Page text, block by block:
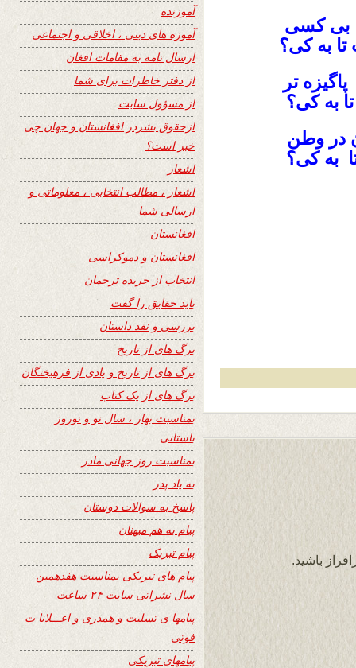
بی کسی
به کی؟
تر
به کی؟
در وطن
به کی؟
باشید.
آموزنده
آموزه های دینی ، اخلاقی و اجتماعی
ارسال نامه به مقامات افغان
از دفتر خاطرات برای شما
از مسؤول سایت
ازحقوق بشردر افغانستان و جهان چی
خبر است؟
اشعار
اشعار ، مطالب انتخابی ، معلوماتی و
ارسالی شما
افغانستان
افغانستان و دموکراسی
انتخاب از جریده ترجمان
باید حقایق را گفت
بررسی و نقد داستان
برگ های از تاریخ
برگ های از تاریخ و یادی از فرهیختگان
برگ های از یک کتاب
بمناسبت بهار ، سال نو و نوروز
باستانی
بمناسبت روز جهانی مادر
به یاد پدر
پاسخ به سوالات دوستان
پیام به هم میهنان
پیام تبریک
پیام های تبریکی بمناسبت هفدهمین
سال نشراتی سایت ۲۴ ساعت
پیامها ی تسلیت و همدری و اعـــلانا ت
فوتی
پیامهای تبریکی